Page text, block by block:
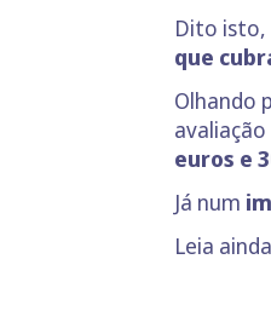
Dito isto,
que
Olhando
euros e
Já num
Leia